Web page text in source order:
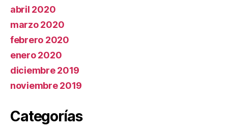
abril 2020
marzo 2020
febrero 2020
enero 2020
diciembre 2019
noviembre 2019
Categorías